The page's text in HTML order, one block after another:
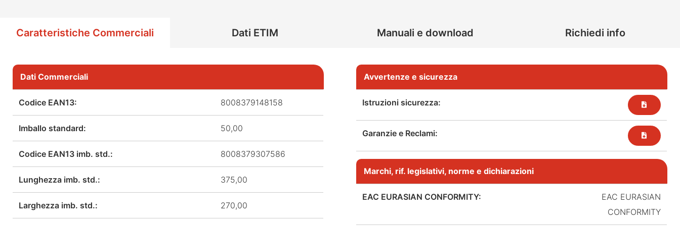
Caratteristiche Commerciali Dati ETIM Manuali e download Richiedi info
Dati Commerciali
Codice EAN13: 8008379148158
Imballo standard: 50,00
Codice EAN13 imb. std.: 8008379307586
Lunghezza imb. std.: 375,00
Larghezza imb. std.: 270,00
Avvertenze e sicurezza
Istruzioni sicurezza:
Garanzie e Reclami:
Marchi, rif. legislativi, norme e dichiarazioni
EAC EURASIAN CONFORMITY:
EAC EURASIAN
CONFORMITY